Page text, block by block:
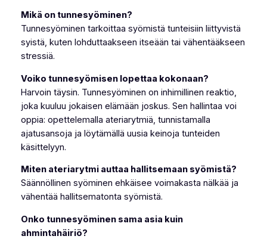
Mikä on tunnesyöminen?
Tunnesyöminen tarkoittaa syömistä tunteisiin liittyvistä
syistä, kuten lohduttaakseen itseään tai vähentääkseen
stressiä.
Voiko tunnesyömisen lopettaa kokonaan?
Harvoin täysin. Tunnesyöminen on inhimillinen reaktio,
joka kuuluu jokaisen elämään joskus. Sen hallintaa voi
oppia: opettelemalla ateriarytmiä, tunnistamalla
ajatusansoja ja löytämällä uusia keinoja tunteiden
käsittelyyn.
Miten ateriarytmi auttaa hallitsemaan syömistä?
Säännöllinen syöminen ehkäisee voimakasta nälkää ja
vähentää hallitsematonta syömistä.
Onko tunnesyöminen sama asia kuin
ahmintahäiriö?